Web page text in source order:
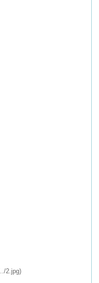
2.jpg)